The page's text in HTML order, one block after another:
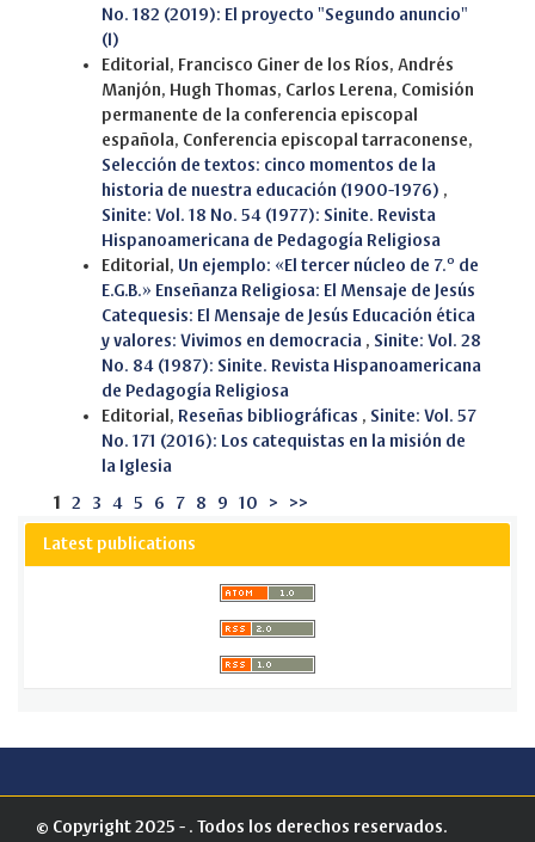
No. 182 (2019): El proyecto "Segundo anuncio"
(I)
Editorial, Francisco Giner de los Ríos, Andrés
Manjón, Hugh Thomas, Carlos Lerena, Comisión
permanente de la conferencia episcopal
española, Conferencia episcopal tarraconense,
Selección de textos: cinco momentos de la
historia de nuestra educación (1900-1976) ,
Sinite: Vol. 18 No. 54 (1977): Sinite. Revista
Hispanoamericana de Pedagogía Religiosa
Editorial, Un ejemplo: «El tercer núcleo de 7.º de
E.G.B.» Enseñanza Religiosa: El Mensaje de Jesús
Catequesis: El Mensaje de Jesús Educación ética
y valores: Vivimos en democracia , Sinite: Vol. 28
No. 84 (1987): Sinite. Revista Hispanoamericana
de Pedagogía Religiosa
Editorial, Reseñas bibliográficas , Sinite: Vol. 57
No. 171 (2016): Los catequistas en la misión de
la Iglesia
1 2 3 4 5 6 7 8 9 10 > >>
Latest publications
© Copyright 2025 - . Todos los derechos reservados.